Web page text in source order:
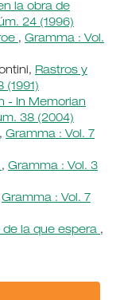
la obra de
24 (1996)
, Gramma : Vol.
Rastros y
(1991)
- In Memorian
38 (2004)
, Gramma : Vol. 7
, Gramma : Vol. 3
Gramma : Vol. 7
de la que espera ,